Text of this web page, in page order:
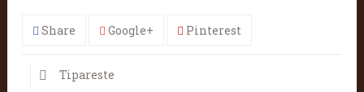
Share Google+ Pinterest
Tipareste